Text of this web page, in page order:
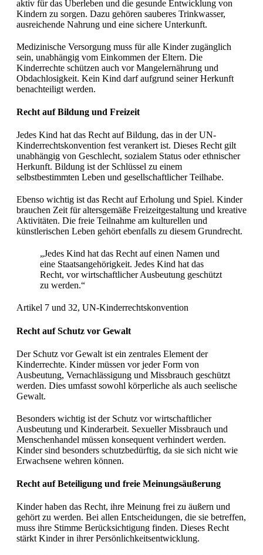
aktiv für das Überleben und die gesunde Entwicklung von
Kindern zu sorgen. Dazu gehören sauberes Trinkwasser,
ausreichende Nahrung und eine sichere Unterkunft.
Medizinische Versorgung muss für alle Kinder zugänglich
sein, unabhängig vom Einkommen der Eltern. Die
Kinderrechte schützen auch vor Mangelernährung und
Obdachlosigkeit. Kein Kind darf aufgrund seiner Herkunft
benachteiligt werden.
Recht auf Bildung und Freizeit
Jedes Kind hat das Recht auf Bildung, das in der UN-
Kinderrechtskonvention fest verankert ist. Dieses Recht gilt
unabhängig von Geschlecht, sozialem Status oder ethnischer
Herkunft. Bildung ist der Schlüssel zu einem
selbstbestimmten Leben und gesellschaftlicher Teilhabe.
Ebenso wichtig ist das Recht auf Erholung und Spiel. Kinder
brauchen Zeit für altersgemäße Freizeitgestaltung und kreative
Aktivitäten. Die freie Teilnahme am kulturellen und
künstlerischen Leben gehört ebenfalls zu diesem Grundrecht.
„Jedes Kind hat das Recht auf einen Namen und
eine Staatsangehörigkeit. Jedes Kind hat das
Recht, vor wirtschaftlicher Ausbeutung geschützt
zu werden.“
Artikel 7 und 32, UN-Kinderrechtskonvention
Recht auf Schutz vor Gewalt
Der Schutz vor Gewalt ist ein zentrales Element der
Kinderrechte. Kinder müssen vor jeder Form von
Ausbeutung, Vernachlässigung und Missbrauch geschützt
werden. Dies umfasst sowohl körperliche als auch seelische
Gewalt.
Besonders wichtig ist der Schutz vor wirtschaftlicher
Ausbeutung und Kinderarbeit. Sexueller Missbrauch und
Menschenhandel müssen konsequent verhindert werden.
Kinder sind besonders schutzbedürftig, da sie sich nicht wie
Erwachsene wehren können.
Recht auf Beteiligung und freie Meinungsäußerung
Kinder haben das Recht, ihre Meinung frei zu äußern und
gehört zu werden. Bei allen Entscheidungen, die sie betreffen,
muss ihre Stimme Berücksichtigung finden. Dieses Recht
stärkt Kinder in ihrer Persönlichkeitsentwicklung.